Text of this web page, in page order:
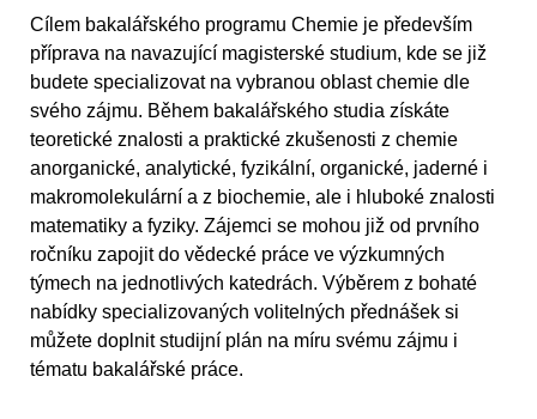
Cílem bakalářského programu Chemie je především
příprava na navazující magisterské studium, kde se již
budete specializovat na vybranou oblast chemie dle
svého zájmu. Během bakalářského studia získáte
teoretické znalosti a praktické zkušenosti z chemie
anorganické, analytické, fyzikální, organické, jaderné i
makromolekulární a z biochemie, ale i hluboké znalosti
matematiky a fyziky. Zájemci se mohou již od prvního
ročníku zapojit do vědecké práce ve výzkumných
týmech na jednotlivých katedrách. Výběrem z bohaté
nabídky specializovaných volitelných přednášek si
můžete doplnit studijní plán na míru svému zájmu i
tématu bakalářské práce.